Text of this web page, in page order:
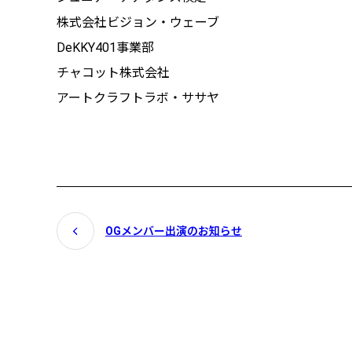
株式会社ビジョン・ウェーブ
DeKKY401事業部
チャコット株式会社
アートクラフトラボ・ササヤ
OGメンバー出演のお知らせ